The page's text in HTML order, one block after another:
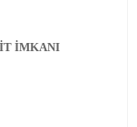
İMKANI